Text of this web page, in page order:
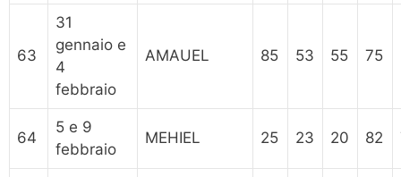
63
31
gennaio e
4
febbraio
AMAUEL 85 53 55 75
64
5 e 9
febbraio
MEHIEL 25 23 20 82